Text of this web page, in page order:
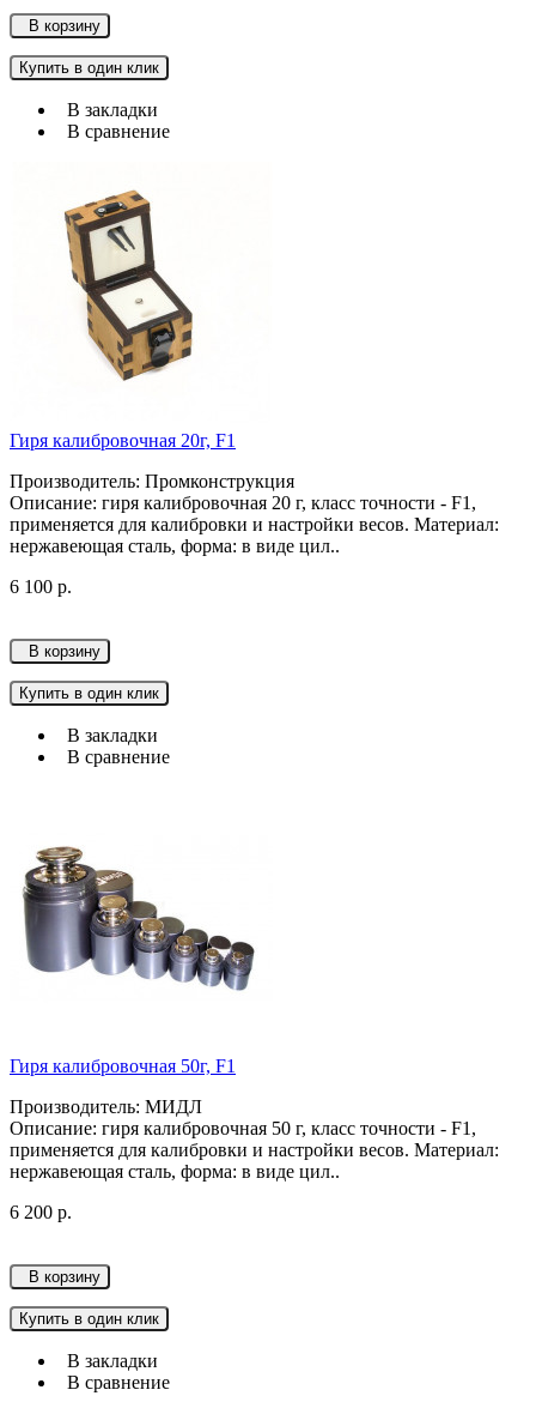
В корзину
Купить в один клик
В закладки
В сравнение
Гиря калибровочная 20г, F1
Производитель: Промконструкция
Описание: гиря калибровочная 20 г, класс точности - F1,
применяется для калибровки и настройки весов. Материал:
нержавеющая сталь, форма: в виде цил..
6 100 р.
В корзину
Купить в один клик
В закладки
В сравнение
Гиря калибровочная 50г, F1
Производитель: МИДЛ
Описание: гиря калибровочная 50 г, класс точности - F1,
применяется для калибровки и настройки весов. Материал:
нержавеющая сталь, форма: в виде цил..
6 200 р.
В корзину
Купить в один клик
В закладки
В сравнение